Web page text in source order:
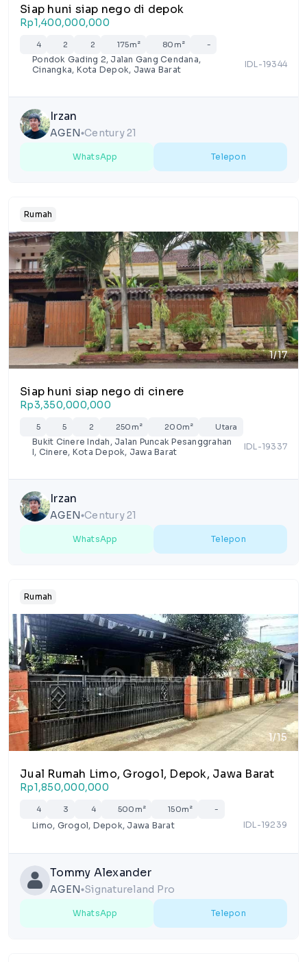
Siap huni siap nego di depok
Rp1,400,000,000
4 2 2 175m² 80m² -
Pondok Gading 2, Jalan Gang Cendana,
Cinangka, Kota Depok, Jawa Barat
IDL-19344
Irzan
AGEN lensCentury 21
WhatsApp Telepon
Rumah
1/17
Siap huni siap nego di cinere
Rp3,350,000,000
5 5 2 250m² 200m² Utara
Bukit Cinere Indah, Jalan Puncak Pesanggrahan
I, Cinere, Kota Depok, Jawa Barat
IDL-19337
Irzan
AGEN lensCentury 21
WhatsApp Telepon
Rumah
1/15
Jual Rumah Limo, Grogol, Depok, Jawa Barat
Rp1,850,000,000
4 3 4 500m² 150m² -
Limo, Grogol, Depok, Jawa Barat IDL-19239
Tommy Alexander
AGEN lens Signatureland Pro
WhatsApp Telepon